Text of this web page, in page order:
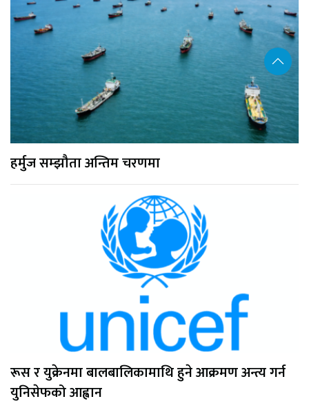
हर्मुज सम्झौता अन्तिम चरणमा
रूस र युक्रेनमा बालबालिकामाथि हुने आक्रमण अन्त्य गर्न
युनिसेफको आह्वान